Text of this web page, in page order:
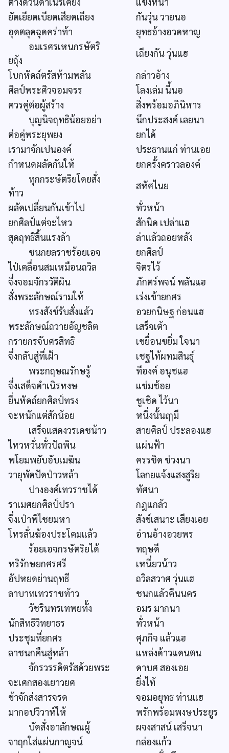
ยัดเยียดเบียดเสียดเถียง
กันวุ่น วายนอ
อุดตลุดฉุดคร่าท้า
ยุทธอ้างอวดหาญ
อมเรศรเหนกรษัตริ
ยถุ้ง
เถียงกัน วุ่นแฮ
โบกหัดถ์ตรัสห้ามพลัน
กล่าวอ้าง
ศิลป์พระศิวจอมจรร
โลงเล่ม นี้นอ
ควรคู่ต่อผู้สร้าง
สิ่งพร้อมอภินิหาร
บุญนิจฤทธิน้อยอย่า
นึกประสงค์ เลยนา
ต่อคู่พระยุพยง
ยกได้
เรามาจักเปนองค์
ประธานแก่ ท่านเอย
กำหนดผลัดกันให้
ยกครั้งคราวลองค์
ทุกกระษัตริยโดยสั่ง
ท้าว
สหัศไนย
ผลัดเปลี่ยนกันเข้าไป
ทั่วหน้า
ยกศิลป์แต่จะไหว
สักนิด เปล่าแฮ
สุดฤทธิสิ้นแรงล้า
ล่าแล้วถอยหลัง
ชนกยลราชร้อยเอจ
ยกศิลป์
ไป่เคลื่อนสมเหมือนถวิล
จิตรไว้
จึ่งจอมจักรวัติผิน
ภักตร์พจน์ พลันแฮ
สั่งพระลักษณ์รามให้
เร่งเข้ายกศร
ทรงสังข์รับสั่งแล้ว
อวยกนิษฐ ก่อนแฮ
พระลักษณ์ถวายอัญชลิต
เสร็จเต้า
กรายกรจับศรสิทธิ
เขยื่อนขยิ่ม ใจนา
จึ่งกลับสู่ที่เฝ้า
เชฐไท้ผทมสินธุ์
พระกฤษณรักษรู้
ทีองค์ อนุชแฮ
จึ่งเสด็จดำเนิรหงษ
แช่มช้อย
ยื่นหัดถ์ยกศิลป์ทรง
ชูเชิด ไว้นา
จะหนักแต่สักน้อย
หนึ่งนั้นฤๅมี
เสร็จแสดงวรเดชน้าว
สายศิลป์ ประลองแฮ
ไหวหวั่นทั่วปัถพิน
แผ่นฟ้า
พโยมพยับอับเมฆิน
ครรชิด ช่วงนา
วายุพัดปัดป่าวหล้า
โลกยแจ้งแสงสูริย
ปางองค์เทวราชได้
ทัศนา
ราเมศยกศิลป์ปรา
กฎแกล้ว
จึ่งเป่าพิไชยมหา
สังข์เสนาะ เสียงเอย
โหรลั่นฆ้องประโคมแล้ว
อ่านอ้างอวยพร
ร้อยเอจกรษัตริยได้
ทฤษดี
หริรักษยกศรศรี
เหนี่ยวน้าว
อัปหยดย่านฤทธี
ถวิลสวาศ วุ่นแฮ
ลาบาทเทวราชท้าว
ชนกแล้วคืนนคร
วัชรินทรเทพยทั้ง
อมร มากนา
นักสิทธิวิทยาธร
ทั่วหน้า
ประชุมที่ยกศร
ศุภกิจ แล้วแฮ
ลาชนกคืนสู่หล้า
แหล่งด้าวแดนตน
จักรวรรดิตรัสด้วยพระ
ดาบศ สองเอย
จะเศกสองเยาวยศ
ยิ่งไท้
ข้าจักส่งสารจรด
จอมอยุทธ ท่านแฮ
มากอปวิวาห์ให้
พรักพร้อมพงษประยูร
บัดสั่งอาลักษณผู้
ผจงสาสน์ เสร็จนา
จาฤกใส่แผ่นกาญจน์
กล่องแก้ว